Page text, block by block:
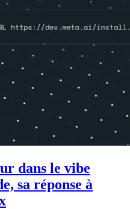
dans le vibe
sa réponse à